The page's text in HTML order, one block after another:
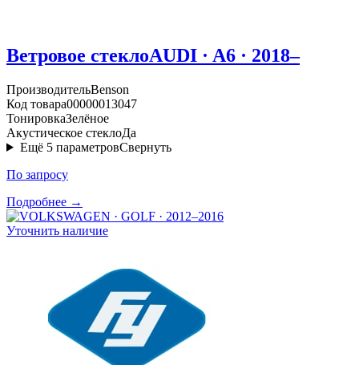
Ветровое стеклоAUDI · A6 · 2018–
ПроизводительBenson
Код товара00000013047
ТонировкаЗелёное
Акустическое стеклоДа
Ещё 5 параметровСвернуть
По запросу
Подробнее →
Уточнить наличие